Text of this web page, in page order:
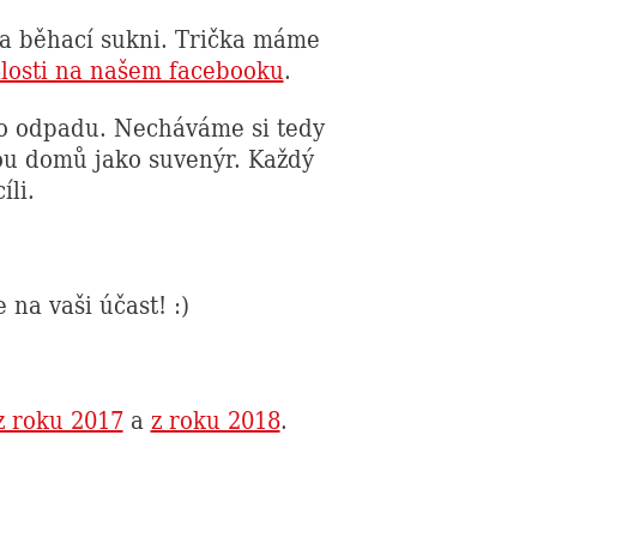
běhací sukni. Trička máme
na našem facebooku.
Necháváme si tedy
domů jako suvenýr. Každý
na vaši účast! :)
roku 2017az roku 2018.